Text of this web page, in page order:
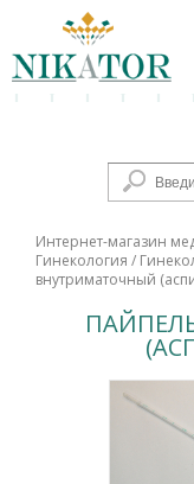
Интернет-магазин
Гинекология /
внутриматочный